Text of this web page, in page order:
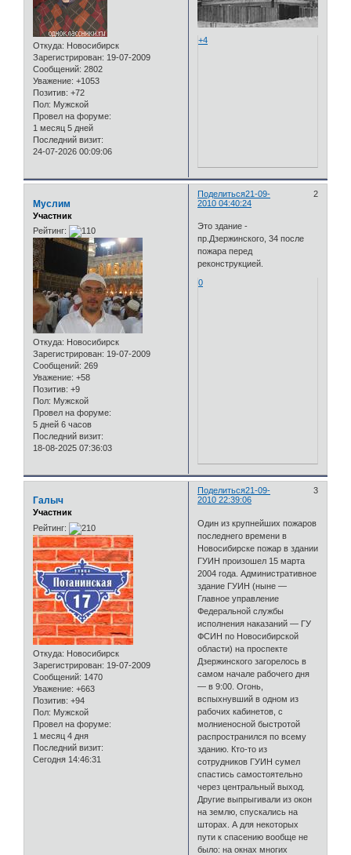
Откуда: Новосибирск
Зарегистрирован: 19-07-2009
Сообщений: 2802
Уважение: +1053
Позитив: +72
Пол: Мужской
Провел на форуме:
1 месяц 5 дней
Последний визит:
24-07-2026 00:09:06
+4
Поделиться 2
21-09-
2010 04:40:24
Муслим
Участник
Рейтинг:
Откуда: Новосибирск
Зарегистрирован: 19-07-2009
Сообщений: 269
Уважение: +58
Позитив: +9
Пол: Мужской
Провел на форуме:
5 дней 6 часов
Последний визит:
18-08-2025 07:36:03
Это здание -
пр.Дзержинского, 34 после
пожара перед
реконструкцией.
0
Поделиться 3
21-09-
2010 22:39:06
Галыч
Участник
Рейтинг:
Откуда: Новосибирск
Зарегистрирован: 19-07-2009
Сообщений: 1470
Уважение: +663
Позитив: +94
Пол: Мужской
Провел на форуме:
1 месяц 4 дня
Последний визит:
Сегодня 14:46:31
Один из крупнейших пожаров
последнего времени в
Новосибирске пожар в здании
ГУИН произошел 15 марта
2004 года. Административное
здание ГУИН (ныне —
Главное управление
Федеральной службы
исполнения наказаний — ГУ
ФСИН по Новосибирской
области) на проспекте
Дзержинского загорелось в
самом начале рабочего дня
— в 9:00. Огонь,
вспыхнувший в одном из
рабочих кабинетов, с
молниеносной быстротой
распространился по всему
зданию. Кто-то из
сотрудников ГУИН сумел
спастись самостоятельно
через центральный выход.
Другие выпрыгивали из окон
на землю, спускались на
шторах. А для некоторых
пути к спасению вообще не
было: на окнах многих